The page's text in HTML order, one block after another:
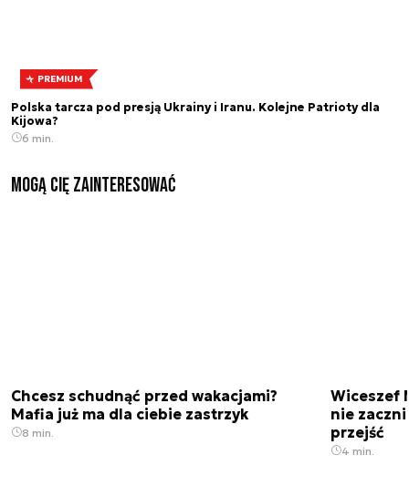
PREMIUM
Polska tarcza pod presją Ukrainy i Iranu. Kolejne Patrioty dla
Kijowa?
6 min.
Mogą Cię zainteresować
Chcesz schudnąć przed wakacjami?
Mafia już ma dla ciebie zastrzyk
8 min.
Wiceszef
nie
przejść
4 min.